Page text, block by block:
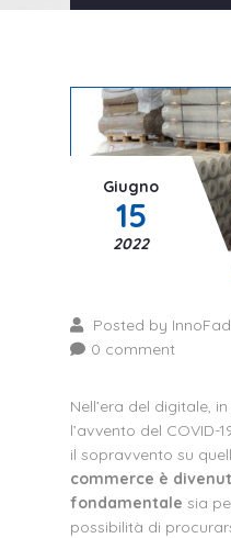
Giugno
15
2022
Posted by
0 comment
Nell’era del digitale,
l’avvento del COVID-
il sopravvento su
commerce è
fondamentale sia
possibilità di